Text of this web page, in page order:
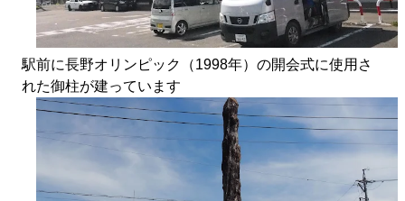
駅前に長野オリンピック（1998年）の開会式に使用さ
れた御柱が建っています